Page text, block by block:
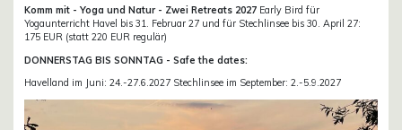
Komm mit - Yoga und Natur - Zwei Retreats 2027 Early Bird für
Yogaunterricht Havel bis 31. Februar 27 und für Stechlinsee bis 30. April 27:
175 EUR (statt 220 EUR regulär)
DONNERSTAG BIS SONNTAG - Safe the dates:
Havelland im Juni: 24.-27.6.2027 Stechlinsee im September: 2.-5.9.2027